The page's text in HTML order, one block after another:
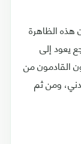
هذه الظاهرة
يعود إلى
القادمون من
ومن ثم